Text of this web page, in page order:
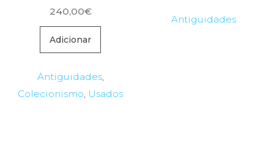
240,00€
Adicionar
Antiguidades,
Colecionismo, Usados
Antiguidades